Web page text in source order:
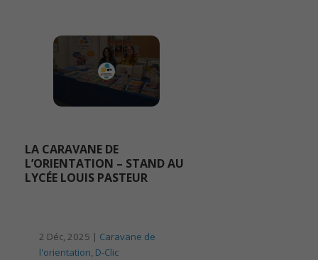
LA CARAVANE DE
L’ORIENTATION – STAND AU
LYCÉE LOUIS PASTEUR
2 Déc, 2025 | Caravane de
l'orientation, D-Clic